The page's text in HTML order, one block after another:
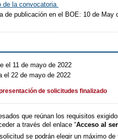
de la convocatoria
de publicación en el BOE: 10 de May
el 11 de mayo de 2022
el 22 de mayo de 2022
de solicitudes finalizado
que reúnan los requisitos
a través del enlace “Acceso al
se podrán elegir un máximo de